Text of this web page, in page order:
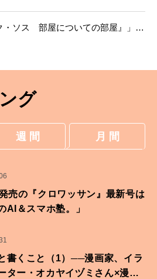
・ソス 部屋についての部屋』」東
グ
週 間 月 間
売の『クロワッサン』最新号は
AI＆スマホ塾。」
書くこと（1）──漫画家、イラ
ター・オカヤイヅミさん×漫画